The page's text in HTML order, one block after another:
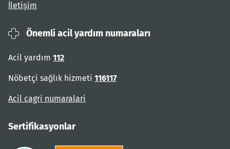
İletişim
Önemli acil yardım numaraları
Acil yardım 112
Nöbetçi sağlık hizmeti 116117
Acil cagri numaralari
Sertifikasyonlar